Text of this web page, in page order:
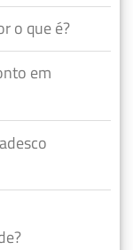
o que é?
em